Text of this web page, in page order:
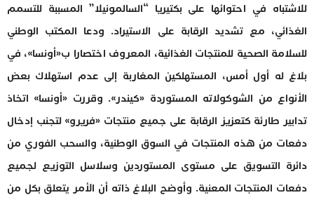
للاشتباه في احتوائها على بكتيريا “السالمونيلا” المسببة للتسمم
الغذائي، مع تشديد الرقابة على الاستيراد. ودعا المكتب الوطني
للسلامة الصحية للمنتجات الغذائية، المعروف اختصارا ب«أونسا»، في
بلاغ له أول أمس، المستهلكين المغاربة إلى عدم استهلاك بعض
الأنواع من الشوكولاته المستوردة «كيندر». وقررت «أونسا» اتخاذ
تدابير طارئة كتعزيز الرقابة على جميع منتجات «فريرو» لتجنب إدخال
دفعات من هذه المنتجات في السوق الوطنية، والسحب الفوري من
دائرة التسويق على مستوى المستوردين وسلاسل التوزيع لجميع
دفعات المنتجات المعنية. وأوضح البلاغ ذاته أن الأمر يتعلق بكل من